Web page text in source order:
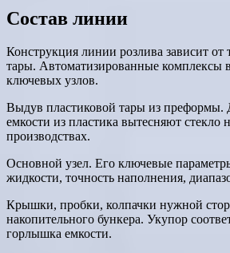
Состав линии
Конструкция линии розлива зависит от
тары. Автоматизированные комплексы
ключевых узлов.
Выдув пластиковой тары из преформы.
емкости из пластика вытесняют стекло
производствах.
Основной узел. Его ключевые
жидкости, точность наполнения,
Крышки, пробки, колпачки нужной
накопительного бункера. Укупор
горлышка емкости.